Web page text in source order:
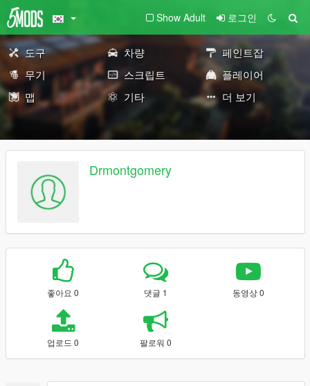
Show Adult 로그인
도구 차량
페인트잡
무기
스크립트
플레이어
맵
기타 더 보기
Drmontgomery
좋아요 0 댓글 1 동영상 0
업로드 0 팔로워 0